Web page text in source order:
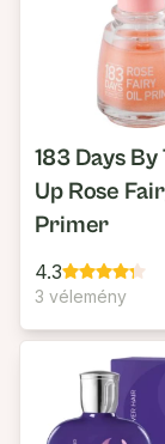
183 Days
Up Rose
Primer
4.3
3 vélemény